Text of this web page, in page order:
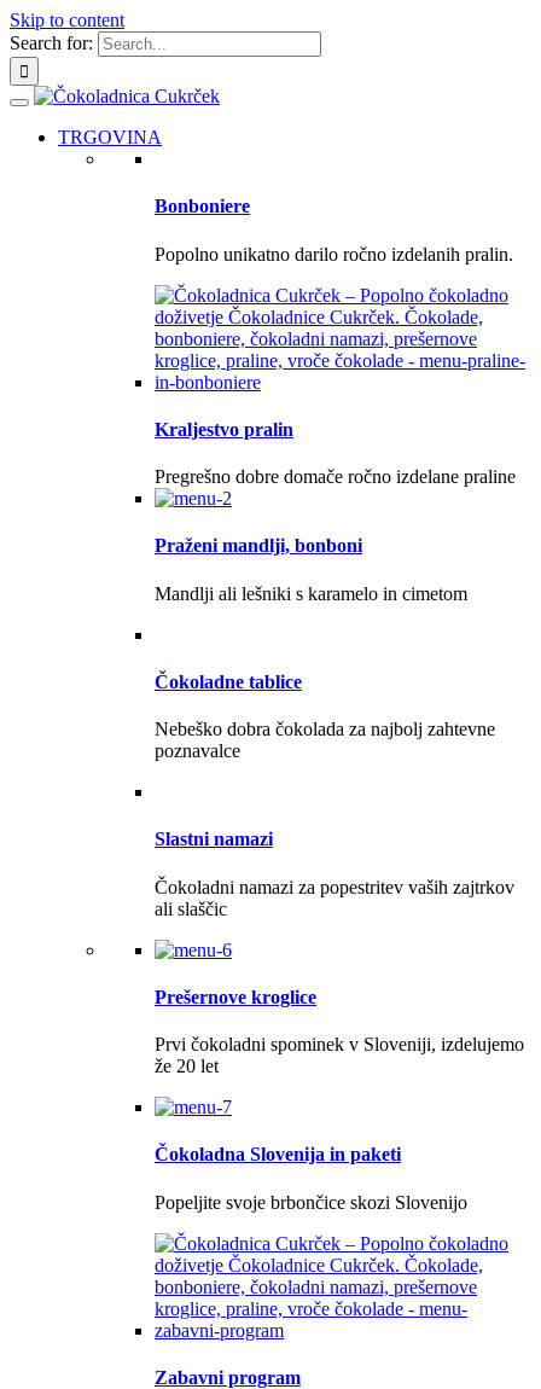
Skip to content
Search for:
TRGOVINA
Bonboniere
Popolno unikatno darilo ročno izdelanih pralin.
Kraljestvo pralin
Pregrešno dobre domače ročno izdelane praline
Praženi mandlji, bonboni
Mandlji ali lešniki s karamelo in cimetom
Čokoladne tablice
Nebeško dobra čokolada za najbolj zahtevne
poznavalce
Slastni namazi
Čokoladni namazi za popestritev vaših zajtrkov
ali slaščic
Prešernove kroglice
Prvi čokoladni spominek v Sloveniji, izdelujemo
že 20 let
Čokoladna Slovenija in paketi
Popeljite svoje brbončice skozi Slovenijo
Zabavni program